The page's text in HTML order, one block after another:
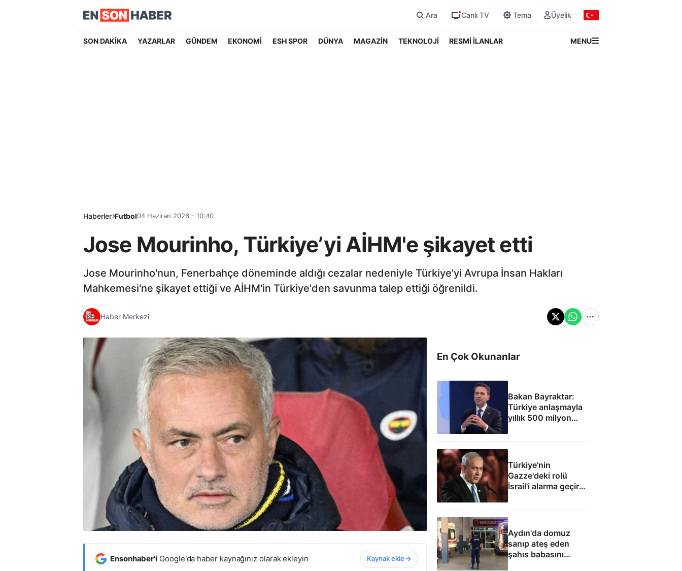
Ara Canlı TV Tema Üyelik
SON DAKİKA YAZARLAR GÜNDEM EKONOMİ ESH SPOR DÜNYA MAGAZİN TEKNOLOJİ RESMİ İLANLAR MENU
Haberler Futbol04 Haziran 2026 - 10:40
Jose Mourinho, Türkiye’yi AİHM'e şikayet etti
Jose Mourinho'nun, Fenerbahçe döneminde aldığı cezalar nedeniyle Türkiye'yi Avrupa İnsan Hakları
Mahkemesi'ne şikayet ettiği ve AİHM'in Türkiye'den savunma talep ettiği öğrenildi.
Haber Merkezi
Ensonhaber'i Google'da haber kaynağınız olarak ekleyin Kaynak ekle
En Çok Okunanlar
Bakan Bayraktar:
Türkiye anlaşmayla
yıllık 500 milyon
Türkiye'nin
Gazze'deki rolü
İsrail'i alarma geçirdi:
Aydın'da domuz
sanıp ateş eden
şahıs babasını